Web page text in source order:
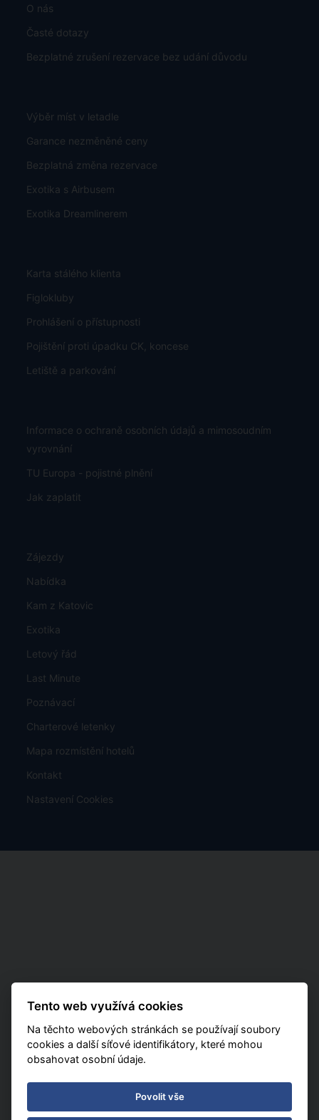
O nás
Časté dotazy
Bezplatné zrušení rezervace bez udání důvodu
Výběr míst v letadle
Garance nezměněné ceny
Bezplatná změna rezervace
Exotika s Airbusem
Exotika Dreamlinerem
Karta stálého klienta
Figlokluby
Prohlášení o přístupnosti
Pojištění proti úpadku CK, koncese
Letiště a parkování
Informace o ochraně osobních údajů a mimosoudním
vyrovnání
TU Europa - pojistné plnění
Jak zaplatit
Zájezdy
Nabídka
Kam z Katovic
Exotika
Letový řád
Last Minute
Poznávací
Charterové letenky
Mapa rozmístění hotelů
Kontakt
Nastavení Cookies
Tento web využívá cookies
Na těchto webových stránkách se používají soubory
cookies a další síťové identifikátory, které mohou
obsahovat osobní údaje.
Povolit vše